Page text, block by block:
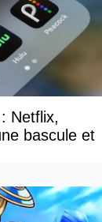
Netflix,
bascule et